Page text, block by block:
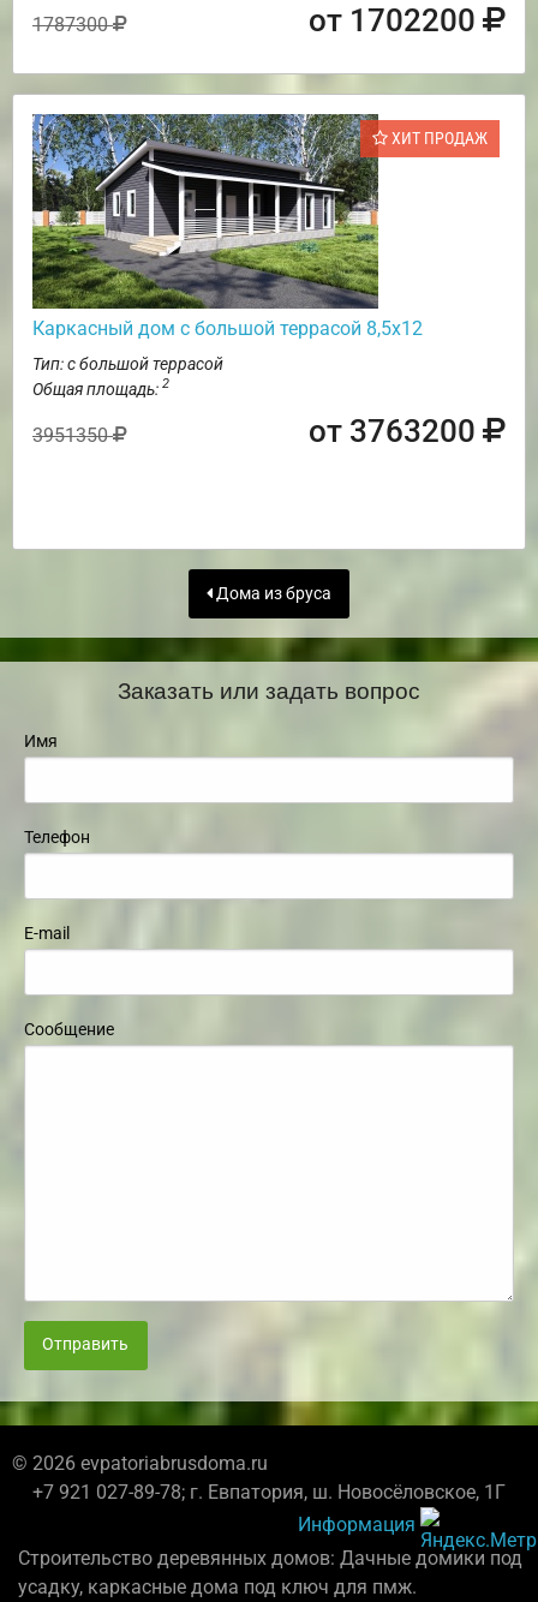
1787300 от 1702200
ХИТ ПРОДАЖ
Каркасный дом с большой террасой 8,5х12
Тип: с большой террасой
Общая площадь: 2
3951350 от 3763200
Дома из бруса
Заказать или задать вопрос
Имя
Телефон
E-mail
Сообщение
Отправить
© 2026 evpatoriabrusdoma.ru
+7 921 027-89-78; г. Евпатория, ш. Новосёловское, 1Г
Информация
Строительство деревянных домов: Дачные домики под
усадку, каркасные дома под ключ для пмж.